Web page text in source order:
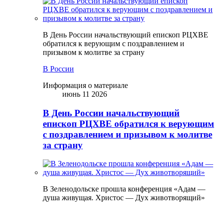
В День России начальствующий епископ РЦХВЕ
обратился к верующим с поздравлением и
призывом к молитве за страну
В России
Информация о материале
июнь 11 2026
В День России начальствующий
епископ РЦХВЕ обратился к верующим
с поздравлением и призывом к молитве
за страну
В Зеленодольске прошла конференция «Адам —
душа живущая. Христос — Дух животворящий»